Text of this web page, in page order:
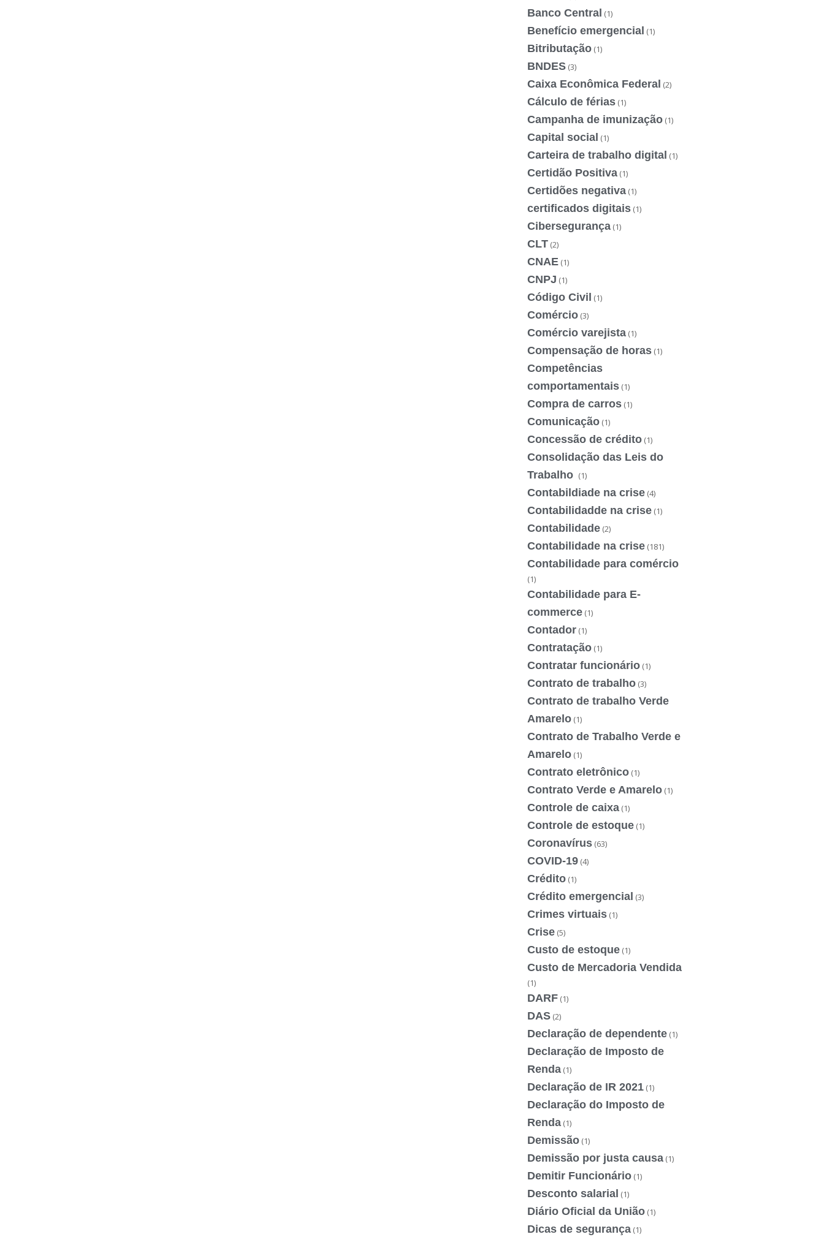
Banco Central (1)
Benefício emergencial (1)
Bitributação (1)
BNDES (3)
Caixa Econômica Federal (2)
Cálculo de férias (1)
Campanha de imunização (1)
Capital social (1)
Carteira de trabalho digital (1)
Certidão Positiva (1)
Certidões negativa (1)
certificados digitais (1)
Cibersegurança (1)
CLT (2)
CNAE (1)
CNPJ (1)
Código Civil (1)
Comércio (3)
Comércio varejista (1)
Compensação de horas (1)
Competências
comportamentais (1)
Compra de carros (1)
Comunicação (1)
Concessão de crédito (1)
Consolidação das Leis do
Trabalho (1)
Contabildiade na crise (4)
Contabilidadde na crise (1)
Contabilidade (2)
Contabilidade na crise (181)
Contabilidade para comércio
(1)
Contabilidade para E-
commerce (1)
Contador (1)
Contratação (1)
Contratar funcionário (1)
Contrato de trabalho (3)
Contrato de trabalho Verde
Amarelo (1)
Contrato de Trabalho Verde e
Amarelo (1)
Contrato eletrônico (1)
Contrato Verde e Amarelo (1)
Controle de caixa (1)
Controle de estoque (1)
Coronavírus (63)
COVID-19 (4)
Crédito (1)
Crédito emergencial (3)
Crimes virtuais (1)
Crise (5)
Custo de estoque (1)
Custo de Mercadoria Vendida
(1)
DARF (1)
DAS (2)
Declaração de dependente (1)
Declaração de Imposto de
Renda (1)
Declaração de IR 2021 (1)
Declaração do Imposto de
Renda (1)
Demissão (1)
Demissão por justa causa (1)
Demitir Funcionário (1)
Desconto salarial (1)
Diário Oficial da União (1)
Dicas de segurança (1)